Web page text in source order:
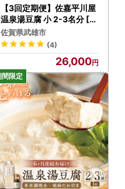
【3回定期便】佐嘉平川屋
温泉湯豆腐 小 2-3名分 [U
BU008] 豆腐 とうふ
佐賀県武雄市
(4)
26,000